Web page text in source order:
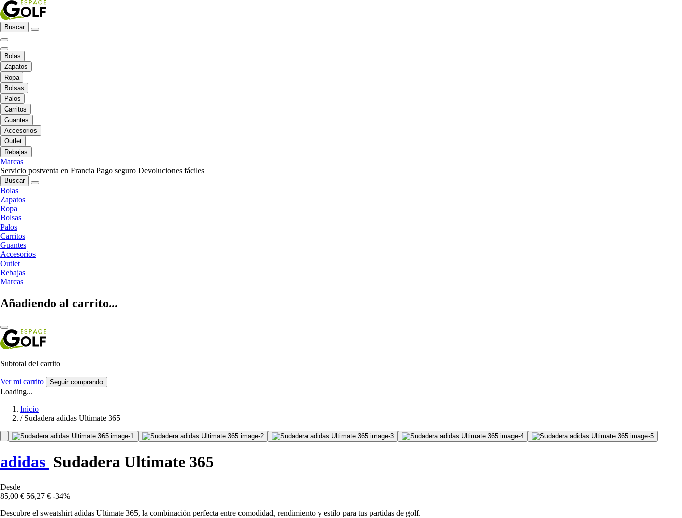
Buscar
Bolas
Zapatos
Ropa
Bolsas
Palos
Carritos
Guantes
Accesorios
Outlet
Rebajas
Marcas
Servicio postventa en Francia Pago seguro Devoluciones fáciles
Buscar
Bolas
Zapatos
Ropa
Bolsas
Palos
Carritos
Guantes
Accesorios
Outlet
Rebajas
Marcas
Añadiendo al carrito...
Subtotal del carrito
Ver mi carrito Seguir comprando
Loading...
Inicio
/ Sudadera adidas Ultimate 365
adidas Sudadera Ultimate 365
Desde
85,00 € 56,27 € -34%
Descubre el sweatshirt adidas Ultimate 365, la combinación perfecta entre comodidad, rendimiento y estilo para tus partidas de golf.